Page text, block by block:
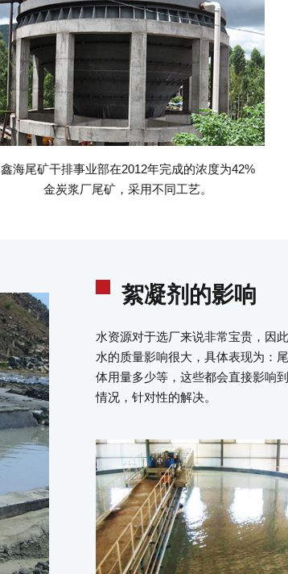
鑫海尾矿干排事业部在2012年完成的浓度为42%
金炭浆厂尾矿，采用不同工艺。
絮凝剂的影响
水资源对于选厂来说非常宝贵，因
水的质量影响很大，具体表现为：
体用量多少等，这些都会直接影响
情况，针对性的解决。